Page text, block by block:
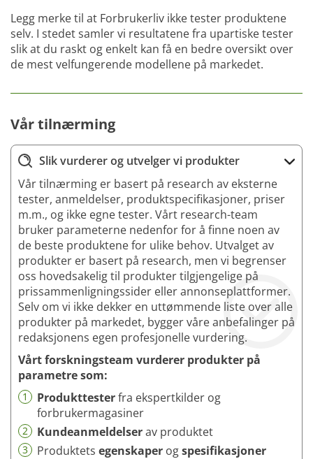
Legg merke til at Forbrukerliv ikke tester produktene
selv. I stedet samler vi resultatene fra upartiske tester
slik at du raskt og enkelt kan få en bedre oversikt over
de mest velfungerende modellene på markedet.
Vår tilnærming
Slik vurderer og utvelger vi produkter
Vår tilnærming er basert på research av eksterne
tester, anmeldelser, produktspecifikasjoner, priser
m.m., og ikke egne tester. Vårt research-team
bruker parameterne nedenfor for å finne noen av
de beste produktene for ulike behov. Utvalget av
produkter er basert på research, men vi begrenser
oss hovedsakelig til produkter tilgjengelige på
prissammenligningssider eller annonseplattformer.
Selv om vi ikke dekker en uttømmende liste over alle
produkter på markedet, bygger våre anbefalinger på
redaksjonens egen profesjonelle vurdering.
Vårt forskningsteam vurderer produkter på
parametre som:
1 Produkttesterfra ekspertkilder og
forbrukermagasiner
2 Kundeanmeldelserav produktet
3 Produktets egenskaper ogspesifikasjoner